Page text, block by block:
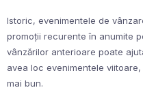
Istoric, evenimentele de
promoții recurente în anumite
vânzărilor anterioare poate
avea loc evenimentele
mai bun.